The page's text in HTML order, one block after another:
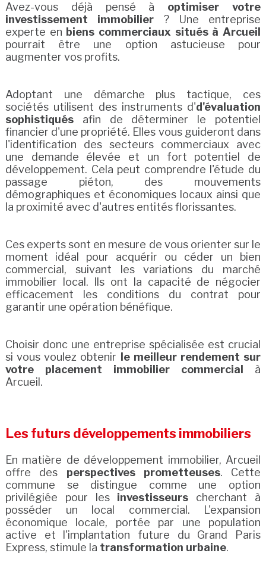
Avez-vous déjà pensé à optimiser votre
investissement immobilier? Une entreprise
experte en biens commerciaux situés à Arcueil
pourrait être une option astucieuse pour
augmenter vos profits.
Adoptant une démarche plus tactique, ces
sociétés utilisent des instruments d'd'évaluation
sophistiquésafin de déterminer le potentiel
financier d'une propriété. Elles vous guideront dans
l'identification des secteurs commerciaux avec
une demande élevée et un fort potentiel de
développement. Cela peut comprendre l'étude du
passage piéton, des mouvements
démographiques et économiques locaux ainsi que
la proximité avec d'autres entités florissantes.
Ces experts sont en mesure de vous orienter sur le
moment idéal pour acquérir ou céder un bien
commercial, suivant les variations du marché
immobilier local. Ils ont la capacité de négocier
efficacement les conditions du contrat pour
garantir une opération bénéfique.
Choisir donc une entreprise spécialisée est crucial
si vous voulez obtenir
le meilleur rendement sur
votre placement immobilier commercial
à
Arcueil.
Les futurs développements immobiliers
En matière de développement immobilier, Arcueil
offre des perspectives prometteuses. Cette
commune se distingue comme une option
privilégiée pour les investisseurs cherchant à
posséder un local commercial. L'expansion
économique locale, portée par une population
active et l'implantation future du Grand Paris
Express, stimule la transformation urbaine.